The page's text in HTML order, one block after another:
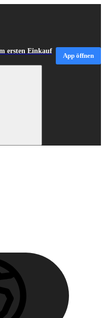
ersten Einkauf
App öffnen